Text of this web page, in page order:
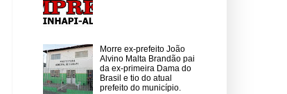
Morre ex-prefeito João
Alvino Malta Brandão pai
da ex-primeira Dama do
Brasil e tio do atual
prefeito do município.